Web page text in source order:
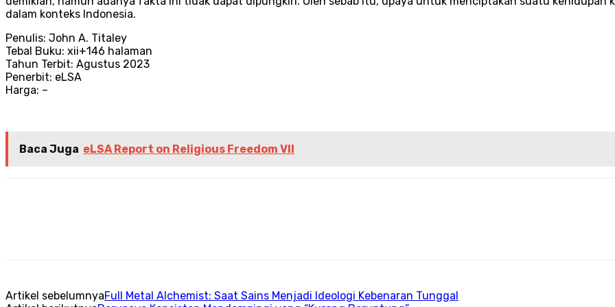
dalam konteks Indonesia.
Penulis: John A. Titaley
Tebal Buku: xii+146 halaman
Tahun Terbit: Agustus 2023
Penerbit: eLSA
Harga: –
Baca Juga eLSA Report on Religious Freedom VII
Artikel sebelumnyaFull Metal Alchemist: Saat Sains Menjadi Ideologi Kebenaran Tunggal